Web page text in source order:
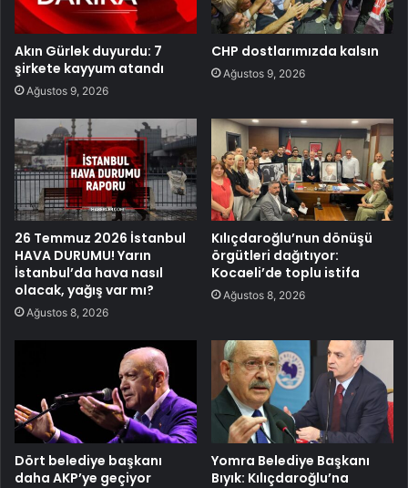
Akın Gürlek duyurdu: 7
şirkete kayyum atandı
Ağustos 9, 2026
CHP dostlarımızda kalsın
Ağustos 9, 2026
26 Temmuz 2026 İstanbul
HAVA DURUMU! Yarın
İstanbul’da hava nasıl
olacak, yağış var mı?
Ağustos 8, 2026
Kılıçdaroğlu’nun dönüşü
örgütleri dağıtıyor:
Kocaeli’de toplu istifa
Ağustos 8, 2026
Dört belediye başkanı
daha AKP’ye geçiyor
Yomra Belediye Başkanı
Bıyık: Kılıçdaroğlu’na